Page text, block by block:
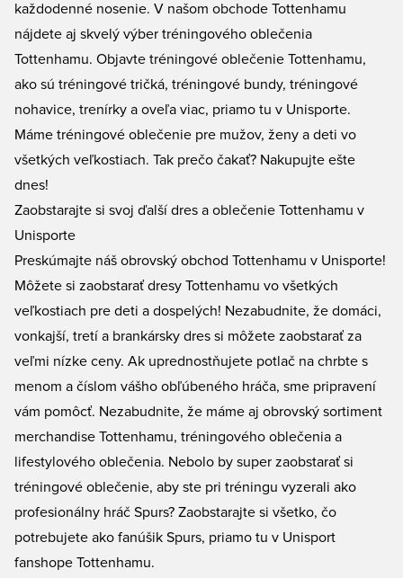
každodenné nosenie. V našom obchode Tottenhamu
nájdete aj skvelý výber tréningového oblečenia
Tottenhamu. Objavte tréningové oblečenie Tottenhamu,
ako sú tréningové tričká, tréningové bundy, tréningové
nohavice, trenírky a oveľa viac, priamo tu v Unisporte.
Máme tréningové oblečenie pre mužov, ženy a deti vo
všetkých veľkostiach. Tak prečo čakať? Nakupujte ešte
dnes!
Zaobstarajte si svoj ďalší dres a oblečenie Tottenhamu v
Unisporte
Preskúmajte náš obrovský obchod Tottenhamu v Unisporte!
Môžete si zaobstarať dresy Tottenhamu vo všetkých
veľkostiach pre deti a dospelých! Nezabudnite, že domáci,
vonkajší, tretí a brankársky dres si môžete zaobstarať za
veľmi nízke ceny. Ak uprednostňujete potlač na chrbte s
menom a číslom vášho obľúbeného hráča, sme pripravení
vám pomôcť. Nezabudnite, že máme aj obrovský sortiment
merchandise Tottenhamu, tréningového oblečenia a
lifestylového oblečenia. Nebolo by super zaobstarať si
tréningové oblečenie, aby ste pri tréningu vyzerali ako
profesionálny hráč Spurs? Zaobstarajte si všetko, čo
potrebujete ako fanúšik Spurs, priamo tu v Unisport
fanshope Tottenhamu.